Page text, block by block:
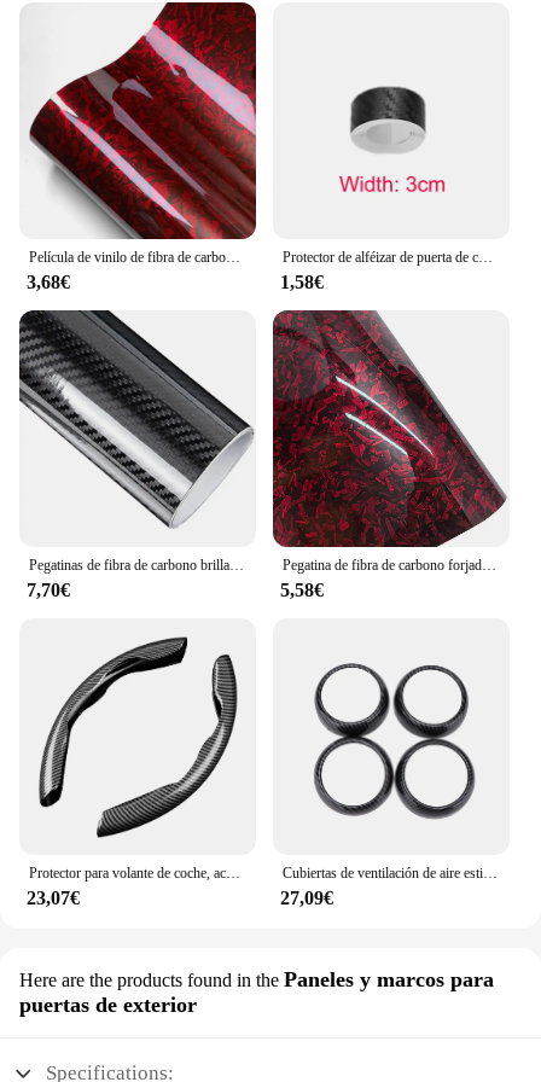
demands of your business or personal use.
Película de vinilo de fibra de carbono autoadhesiva, envoltura de vinilo de ajuste automático, brillante, Negro, Rojo, película de carrocería de coche, pegatinas de motocicleta, accesorios de coche
3,68€
Protector de alféizar de puerta de coche antiarañazos, pegatina Nano de fibra de carbono, tira protectora de pasta DIY, película de cinta de protección de espejo lateral automático
1,58€
Pegatinas de fibra de carbono brillante para coche, película de envoltura de vinilo para motocicleta, accesorios decorativos para coche, 2D, 3D, 4D, 5D, 6D
7,70€
Pegatina de fibra de carbono forjado para coche, vinilo adhesivo para capó, 50cm x 300cm, alto brillo, negro, dorado, plateado, Rojo
5,58€
Protector para volante de coche, accesorios interiores universales de fibra de carbono para automóvil
23,07€
Cubiertas de ventilación de aire estilo fibra de carbono para coche, embellecedores de repuesto para Smart Fortwo/Forfour 453 2015-2021, accesorios automotrices
27,09€
Here are the products found in the Paneles y marcos para
puertas de exterior
Specifications: